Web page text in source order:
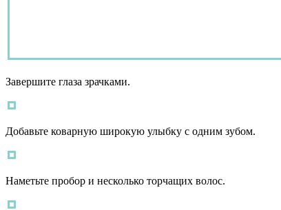
Завершите глаза зрачками.
Добавьте коварную широкую улыбку с одним зубом.
Наметьте пробор и несколько торчащих волос.